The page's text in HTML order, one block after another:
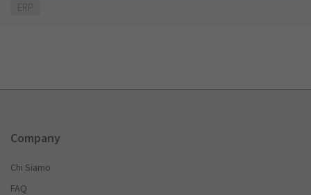
ERP
Company
Chi Siamo
FAQ